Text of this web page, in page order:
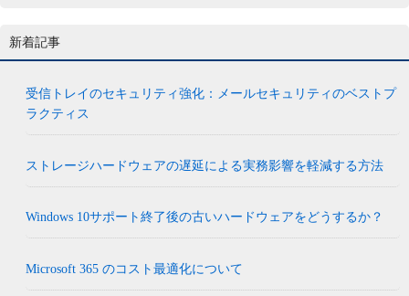
新着記事
受信トレイのセキュリティ強化：メールセキュリティのベストプ
ラクティス
ストレージハードウェアの遅延による実務影響を軽減する方法
Windows 10サポート終了後の古いハードウェアをどうするか？
Microsoft 365 のコスト最適化について